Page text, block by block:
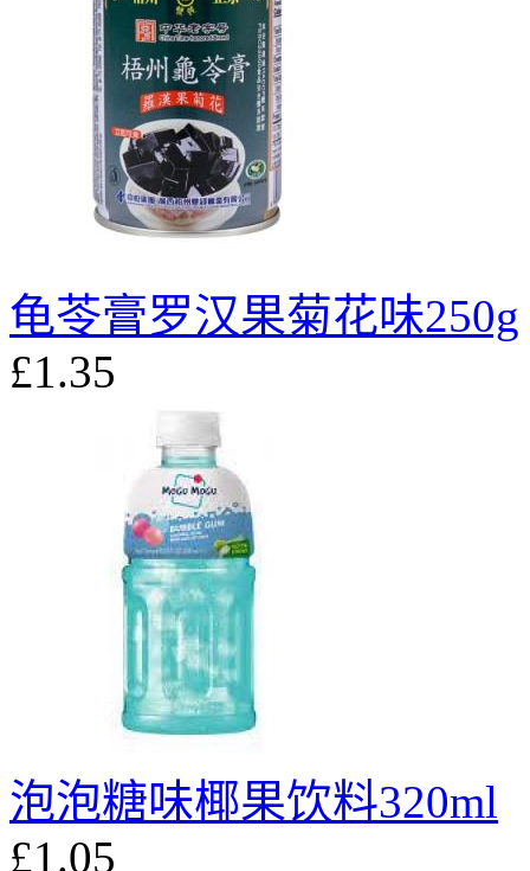
龟苓膏罗汉果菊花味250g
£1.35
泡泡糖味椰果饮料320ml
£1.05